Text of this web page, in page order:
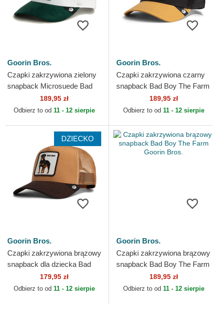
Goorin Bros.
Czapki zakrzywiona zielony
snapback Microsuede Bad
Boy The Farm Goorin Bros.
189,95 zł
Odbierz to od 11 - 12 sierpie
Goorin Bros.
Czapki zakrzywiona czarny
snapback Bad Boy The Farm
Goorin Bros.189,95 zł
Odbierz to od 11 - 12 sierpie
DZIECKO
Goorin Bros.
Czapki zakrzywiona brązowy
snapback dla dziecka Bad
Boy Mini The Farm Goorin
Bros.
179,95 zł
Odbierz to od 11 - 12 sierpie
Goorin Bros.
Czapki zakrzywiona brązowy
snapback Bad Boy The Farm
Goorin Bros.189,95 zł
Odbierz to od 11 - 12 sierpie